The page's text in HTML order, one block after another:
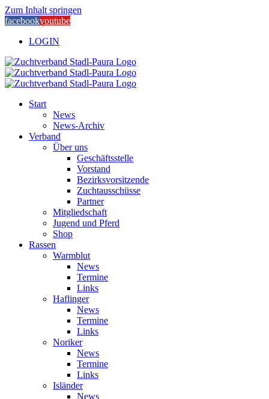
Zum Inhalt springen
facebookyoutube
LOGIN
Start
News
News-Archiv
Verband
Über uns
Geschäftsstelle
Vorstand
Bezirksvorsitzende
Zuchtausschüsse
Partner
Mitgliedschaft
Jugend und Pferd
Shop
Rassen
Warmblut
News
Termine
Links
Haflinger
News
Termine
Links
Noriker
News
Termine
Links
Isländer
News